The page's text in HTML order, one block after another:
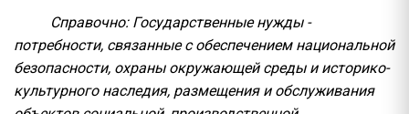
Справочно: Государственные нужды -
потребности, связанные с обеспечением национальной
безопасности, охраны окружающей среды и историко-
культурного наследия, размещения и обслуживания